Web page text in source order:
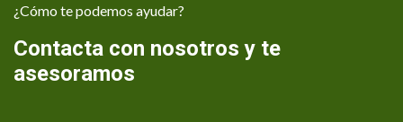
¿Cómo te podemos ayudar?
Contacta con nosotros y te
asesoramos